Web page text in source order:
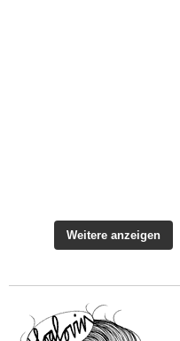
Weitere anzeigen